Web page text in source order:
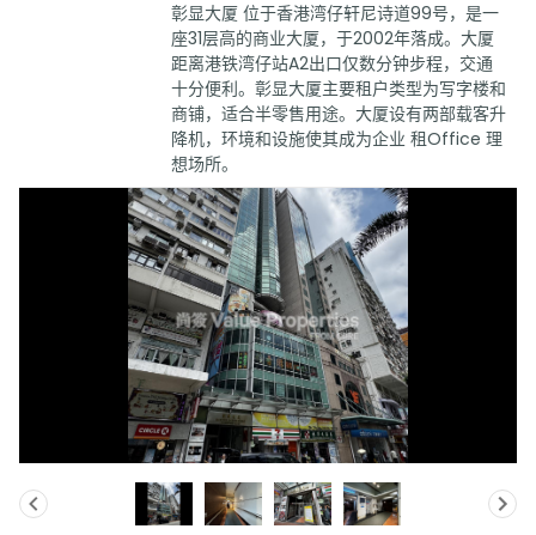
彰显大厦 位于香港湾仔轩尼诗道99号，是一
座31层高的商业大厦，于2002年落成。大厦
距离港铁湾仔站A2出口仅数分钟步程，交通
十分便利。彰显大厦主要租户类型为写字楼和
商铺，适合半零售用途。大厦设有两部载客升
降机，环境和设施使其成为企业 租Office 理
想场所。